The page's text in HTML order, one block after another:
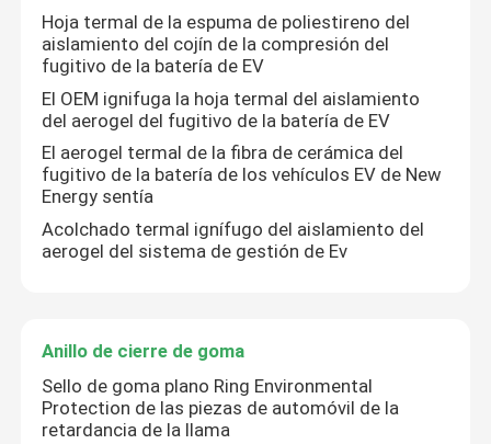
Hoja termal de la espuma de poliestireno del
aislamiento del cojín de la compresión del
fugitivo de la batería de EV
El OEM ignifuga la hoja termal del aislamiento
del aerogel del fugitivo de la batería de EV
El aerogel termal de la fibra de cerámica del
fugitivo de la batería de los vehículos EV de New
Energy sentía
Acolchado termal ignífugo del aislamiento del
aerogel del sistema de gestión de Ev
Anillo de cierre de goma
Sello de goma plano Ring Environmental
Protection de las piezas de automóvil de la
retardancia de la llama